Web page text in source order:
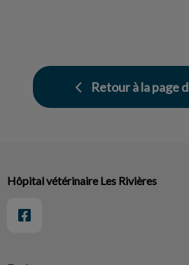
Retour à la page
Hôpital vétérinaire Les Rivières